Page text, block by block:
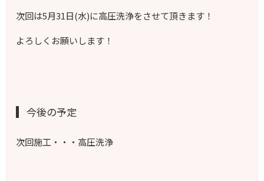
次回は5月31日(水)に高圧洗浄をさせて頂きます！
よろしくお願いします！
今後の予定
次回施工・・・高圧洗浄